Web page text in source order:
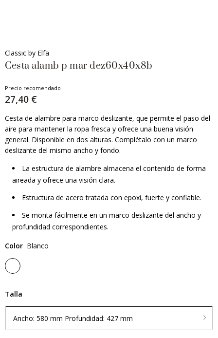
Classic by Elfa
Cesta alamb p mar dez60x40x8b
Precio recomendado
27,40 €
Cesta de alambre para marco deslizante, que permite el paso del
aire para mantener la ropa fresca y ofrece una buena visión
general. Disponible en dos alturas. Complétalo con un marco
deslizante del mismo ancho y fondo.
La estructura de alambre almacena el contenido de forma
aireada y ofrece una visión clara.
Estructura de acero tratada con epoxi, fuerte y confiable.
Se monta fácilmente en un marco deslizante del ancho y
profundidad correspondientes.
Color Blanco
Talla
Ancho: 580 mm Profundidad: 427 mm